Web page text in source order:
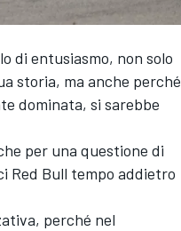
di entusiasmo, non solo
storia, ma anche perché
dominata, si sarebbe
per una questione di
Red Bull tempo addietro
perché nel